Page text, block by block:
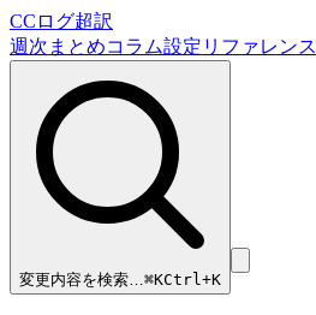
CCログ超訳
週次まとめコラム設定リファレンス
変更内容を検索…⌘KCtrl+K